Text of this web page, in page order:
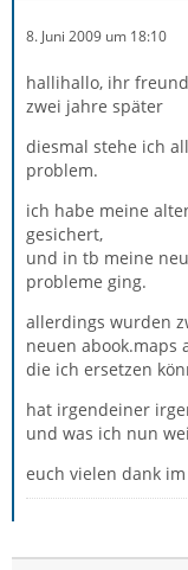
8. Juni 2009 um 18:10
hallihallo, ihr
zwei jahre später
diesmal stehe ich
problem.
ich habe meine
gesichert,
und in tb meine
probleme ging.
allerdings wurden
neuen abook.maps
die ich ersetzen
hat irgendeiner
und was ich nun
euch vielen dank